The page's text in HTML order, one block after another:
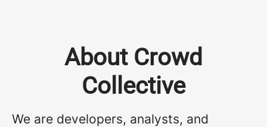
About Crowd
Collective
We are developers, analysts, and